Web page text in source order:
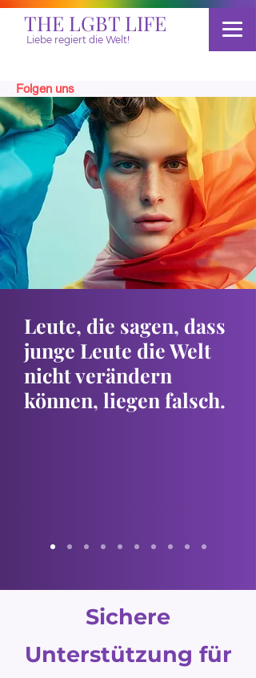
THE LGBT LIFE
Liebe regiert die Welt!
Folgen uns
Spenden
Leute, die sagen, dass
junge Leute die Welt
nicht verändern
können, liegen falsch.
Sichere
Unterstützung für